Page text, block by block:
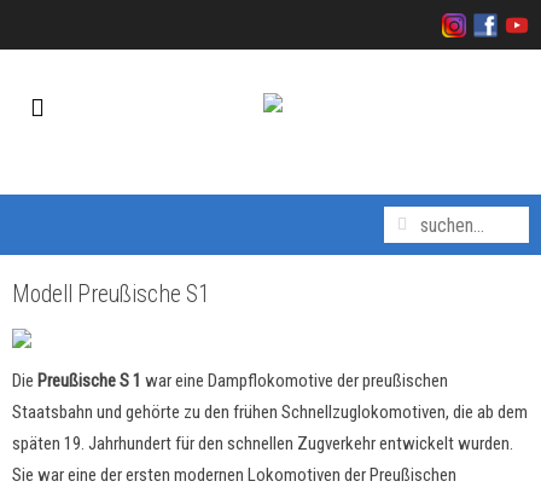
Modell Preußische S1
Die Preußische S 1 war eine Dampflokomotive der preußischen
Staatsbahn und gehörte zu den frühen Schnellzuglokomotiven, die ab dem
späten 19. Jahrhundert für den schnellen Zugverkehr entwickelt wurden.
Sie war eine der ersten modernen Lokomotiven der Preußischen